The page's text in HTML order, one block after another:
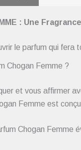
: Une
le parfum qui fera
Chogan Femme ?
et vous affirmer
Femme est
Chogan Femme